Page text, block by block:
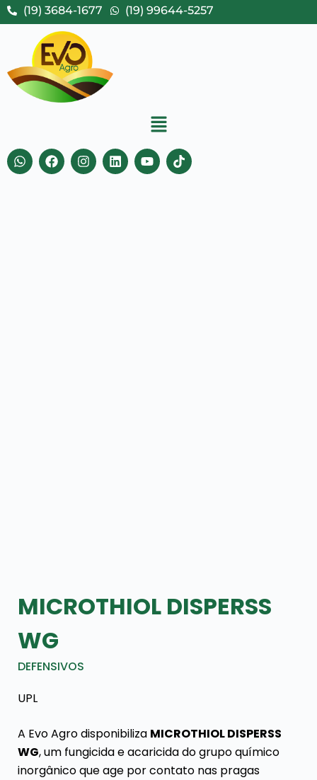
(19) 3684-1677 (19) 99644-5257
MICROTHIOL DISPERSS
WG
DEFENSIVOS
UPL
A Evo Agro disponibiliza MICROTHIOL DISPERSS
WG, um fungicida e acaricida do grupo químico
inorgânico que age por contato nas pragas